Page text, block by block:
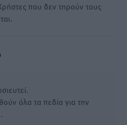
που δεν τηρούν τους
όλα τα πεδία για την